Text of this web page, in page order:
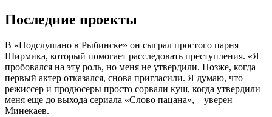
Последние проекты
В «Подслушано в Рыбинске» он сыграл простого парня
Ширмика, который помогает расследовать преступления. «Я
пробовался на эту роль, но меня не утвердили. Позже, когда
первый актер отказался, снова пригласили. Я думаю, что
режиссер и продюсеры просто сорвали куш, когда утвердили
меня еще до выхода сериала «Слово пацана», – уверен
Минекаев.